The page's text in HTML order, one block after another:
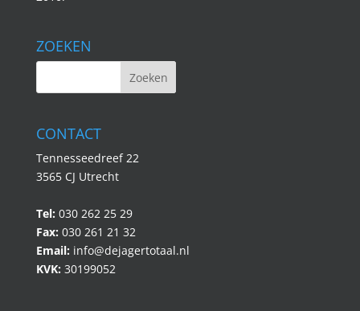
ZOEKEN
CONTACT
Tennesseedreef 22
3565 CJ Utrecht
Tel: 030 262 25 29
Fax: 030 261 21 32
Email: info@dejagertotaal.nl
KVK: 30199052